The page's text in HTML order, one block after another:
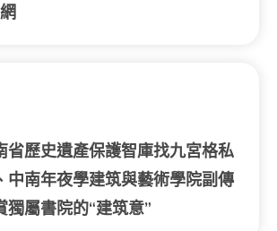
省歷史遺產保護智庫找九宮格私
中南年夜學建筑與藝術學院副傳
獨屬書院的“建筑意”